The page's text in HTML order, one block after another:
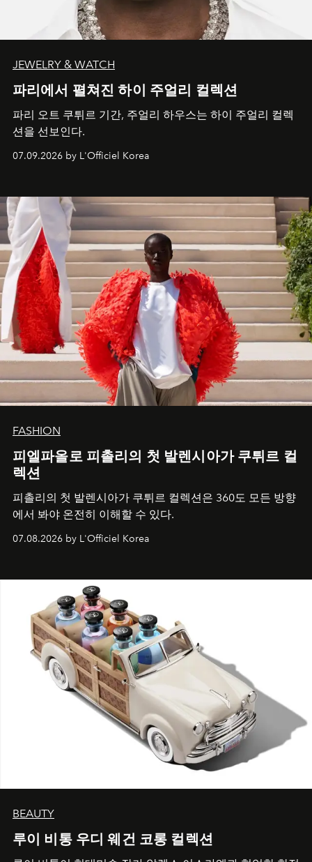
JEWELRY & WATCH
파리에서 펼쳐진 하이 주얼리 컬렉션
파리 오트 쿠튀르 기간, 주얼리 하우스는 하이 주얼리 컬렉
션을 선보인다.
07.09.2026 by L'Officiel Korea
FASHION
피엘파올로 피촐리의 첫 발렌시아가 쿠튀르 컬
렉션
피촐리의 첫 발렌시아가 쿠튀르 컬렉션은 360도 모든 방향
에서 봐야 온전히 이해할 수 있다.
07.08.2026 by L'Officiel Korea
BEAUTY
루이 비통 우디 웨건 코롱 컬렉션